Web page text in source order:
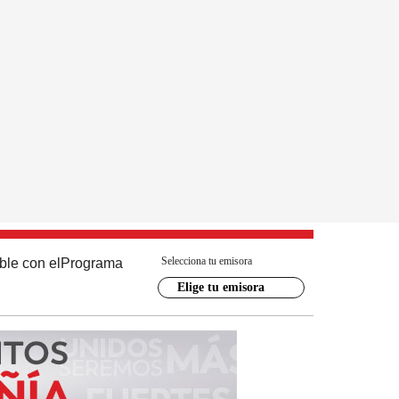
con el Programa Selecciona tu emisora
Elige tu emisora